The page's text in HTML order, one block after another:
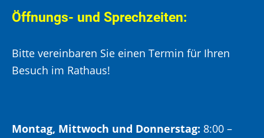
Öffnungs- und Sprechzeiten:
Bitte vereinbaren Sie einen Termin für Ihren
Besuch im Rathaus!
Montag, Mittwoch und Donnerstag: 8:00 –